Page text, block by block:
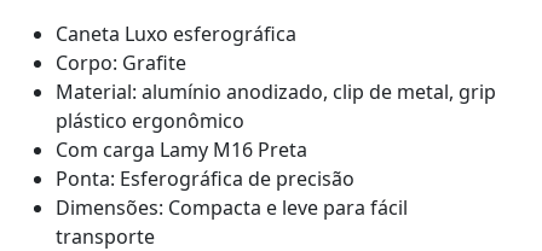
Caneta Luxo esferográfica
Corpo: Grafite
Material: alumínio anodizado, clip de metal, grip
plástico ergonômico
Com carga Lamy M16 Preta
Ponta: Esferográfica de precisão
Dimensões: Compacta e leve para fácil
transporte